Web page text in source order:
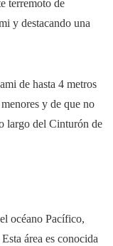
terremoto de
y destacando una
de hasta 4 metros
y de que no
largo del Cinturón de
océano Pacífico,
área es conocida